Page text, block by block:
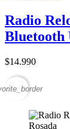
Radio
Bluetooth
$14.990